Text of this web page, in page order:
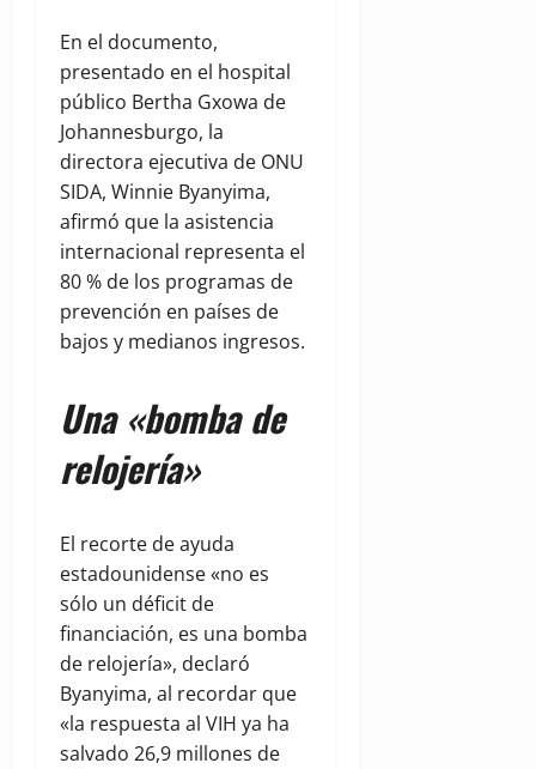
En el documento,
presentado en el hospital
público Bertha Gxowa de
Johannesburgo, la
directora ejecutiva de ONU
SIDA, Winnie Byanyima,
afirmó que la asistencia
internacional representa el
80 % de los programas de
prevención en países de
bajos y medianos ingresos.
Una «bomba de
relojería»
El recorte de ayuda
estadounidense «no es
sólo un déficit de
financiación, es una bomba
de relojería», declaró
Byanyima, al recordar que
«la respuesta al VIH ya ha
salvado 26,9 millones de